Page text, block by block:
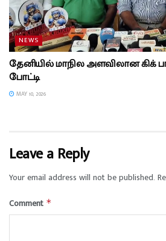
NEWS
தேனியில் மாநில அளவிலான கிக்
போட்டி
MAY 10, 2026
Leave a Reply
Your email address will not be published.
Comment *